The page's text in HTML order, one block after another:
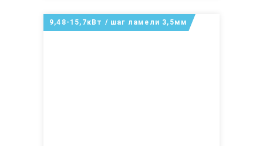
9,48-15,7кВт / шаг ламели 3,5мм